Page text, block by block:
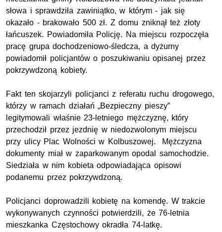
słowa i sprawdziła zawiniątko, w którym - jak się
okazało - brakowało 500 zł. Z domu zniknął też złoty
łańcuszek. Powiadomiła Policję. Na miejscu rozpoczęła
pracę grupa dochodzeniowo-śledcza, a dyżurny
powiadomił policjantów o poszukiwaniu opisanej przez
pokrzywdzoną kobiety.
Fakt ten skojarzyli policjanci z referatu ruchu drogowego,
którzy w ramach działań „Bezpieczny pieszy”
legitymowali właśnie 23-letniego mężczyznę, który
przechodził przez jezdnię w niedozwolonym miejscu
przy ulicy Plac Wolności w Kolbuszowej. Mężczyzna
dokumenty miał w zaparkowanym opodal samochodzie.
Siedziała w nim kobieta odpowiadająca opisowi
podanemu przez pokrzywdzoną.
Policjanci doprowadzili kobietę na komendę. W trakcie
wykonywanych czynności potwierdzili, że 76-letnia
mieszkanka Częstochowy okradła 74-latkę.